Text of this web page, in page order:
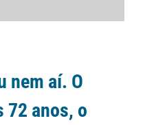
nem aí. O
72 anos, o